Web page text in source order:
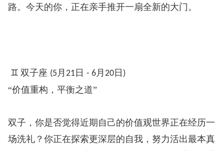
路。今天的你，正在亲手推开一扇全新的大门。
♊ 双子座 (5 月 21日 - 6 月 20日 )
“价值重构，平衡之道”
双子，你是否觉得近期自己的价值观世界正在经历一
场洗礼？你正在探索更深层的自我，努力活出最本真